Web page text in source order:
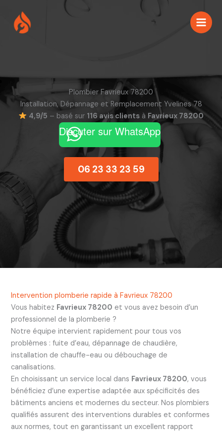
contenu
Plombier Favrieux 78200
Installation, Dépannage et Remplacement Yvelines 78
4,9/5 – basé sur 116 avis clientsà Favrieux 78200
Discuter sur WhatsApp
06 23 33 23 59
Intervention plomberie rapide à Favrieux 78200
Vous habitez Favrieux 78200 et vous avez besoin d’un
professionnel de la plomberie ?
Notre équipe intervient rapidement pour tous vos
problèmes : fuite d’eau, dépannage de chaudière,
installation de chauffe-eau ou débouchage de
canalisations.
En choisissant un service local dans Favrieux 78200, vous
bénéficiez d’une expertise adaptée aux spécificités des
bâtiments anciens et modernes du secteur. Nos plombiers
qualifiés assurent des interventions durables et conformes
aux normes, tout en garantissant un excellent rapport